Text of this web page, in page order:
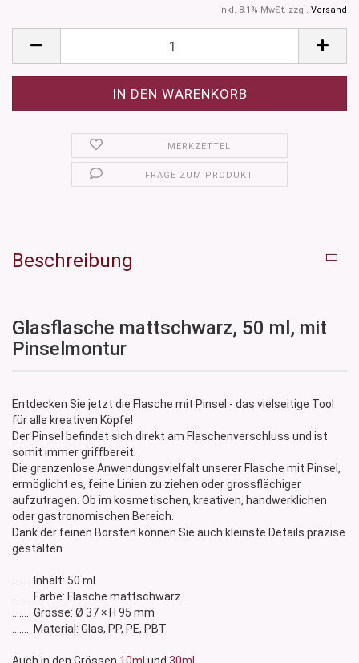
inkl. 8.1% MwSt. zzgl. Versand
MERKZETTEL
FRAGE ZUM PRODUKT
Beschreibung
Glasflasche mattschwarz, 50 ml, mit
Pinselmontur
Entdecken Sie jetzt die Flasche mit Pinsel - das vielseitige Tool
für alle kreativen Köpfe!
Der Pinsel befindet sich direkt am Flaschenverschluss und ist
somit immer griffbereit.
Die grenzenlose Anwendungsvielfalt unserer Flasche mit Pinsel,
ermöglicht es, feine Linien zu ziehen oder grossflächiger
aufzutragen. Ob im kosmetischen, kreativen, handwerklichen
oder gastronomischen Bereich.
Dank der feinen Borsten können Sie auch kleinste Details präzise
gestalten.
....... Inhalt: 50 ml
....... Farbe: Flasche mattschwarz
....... Grösse: Ø 37 × H 95 mm
....... Material: Glas, PP, PE, PBT